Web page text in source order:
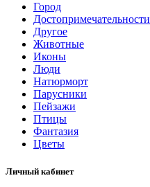
Город
Достопримечательности
Другое
Животные
Иконы
Люди
Натюрморт
Парусники
Пейзажи
Птицы
Фантазия
Цветы
Личный кабинет